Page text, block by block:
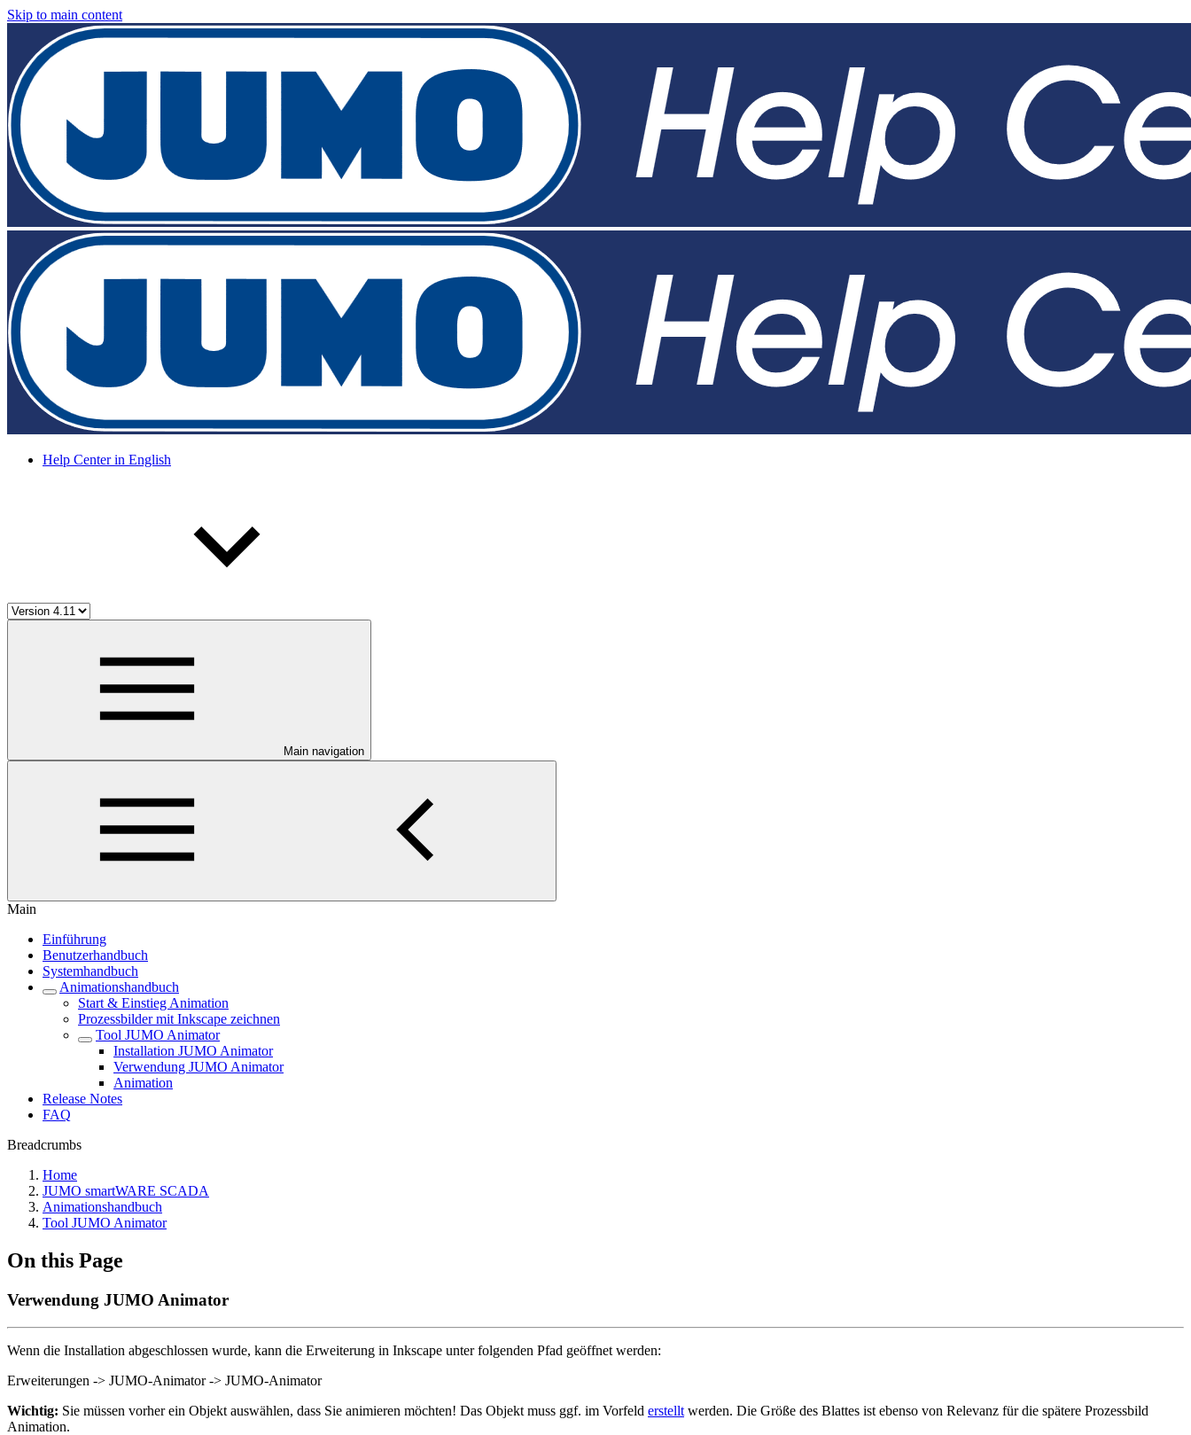
Skip to main content
Help Center in English
Main navigation
Main
Einführung
Benutzerhandbuch
Systemhandbuch
Animationshandbuch
Start & Einstieg Animation
Prozessbilder mit Inkscape zeichnen
Tool JUMO Animator
Installation JUMO Animator
Verwendung JUMO Animator
Animation
Release Notes
FAQ
Breadcrumbs
Home
JUMO smartWARE SCADA
Animationshandbuch
Tool JUMO Animator
On this Page
Verwendung JUMO Animator
Wenn die Installation abgeschlossen wurde, kann die Erweiterung in Inkscape unter folgenden Pfad geöffnet werden:
Erweiterungen -> JUMO-Animator -> JUMO-Animator
Wichtig: Sie müssen vorher ein Objekt auswählen, dass Sie animieren möchten! Das Objekt muss ggf. im Vorfeld erstellt werden. Die Größe des Blattes ist ebenso von Relevanz für die spätere Prozessbild
Animation.